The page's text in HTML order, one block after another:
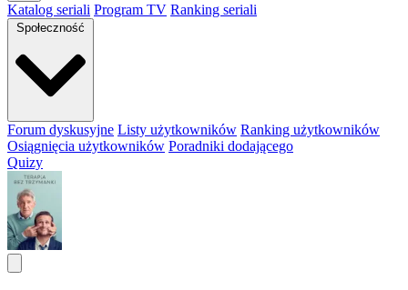
Katalog seriali Program TV Ranking seriali
Społeczność
Forum dyskusyjne Listy użytkowników Ranking użytkowników
Osiągnięcia użytkowników Poradniki dodającego
Quizy